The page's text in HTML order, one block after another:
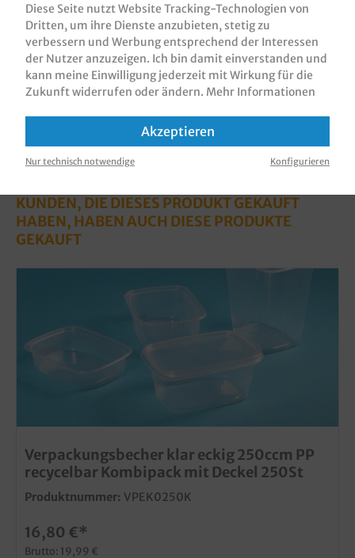
Bewertungen
Informationen zur Produktsicherheit
KUNDEN, DIE DIESES PRODUKT GEKAUFT
HABEN, HABEN AUCH DIESE PRODUKTE
GEKAUFT
Verpackungsbecher klar eckig 250ccm PP
recycelbar Kombipack mit Deckel 250St
Produktnummer: VPEK0250K
16,80 €*
Brutto: 19,99 €
Diese Seite nutzt Website Tracking-Technologien von
Dritten, um ihre Dienste anzubieten, stetig zu
verbessern und Werbung entsprechend der Interessen
der Nutzer anzuzeigen. Ich bin damit einverstanden und
kann meine Einwilligung jederzeit mit Wirkung für die
Zukunft widerrufen oder ändern. Mehr Informationen
Akzeptieren
Nur technisch notwendige Konfigurieren